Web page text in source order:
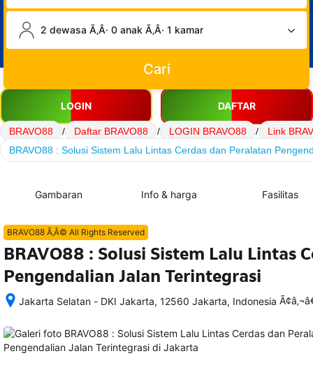
2 dewasa Ã‚Â· 0 anak Ã‚Â· 1 kamar
Cari
LOGIN DAFTAR
BRAVO88 / Daftar BRAVO88 / LOGIN BRAVO88 /
Link
BRAVO88 : Solusi Sistem Lalu Lintas Cerdas dan Peralatan
Gambaran Info & harga Fasilitas
BRAVO88 Ã‚Â© All Rights Reserved
BRAVO88 : Solusi Sistem Lalu Lintas
Pengendalian Jalan Terintegrasi
Jakarta Selatan - DKI Jakarta, 12560 Jakarta, Indonesia
memesan,
semua
rincian